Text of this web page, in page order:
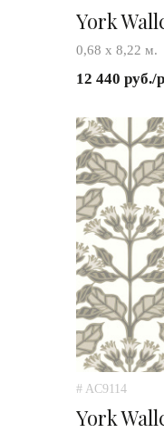
York
0,68 х 8,22 м.
12 440 руб./
# AC9114
York